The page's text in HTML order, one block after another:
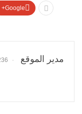
Google+
مدير الموقع 5236